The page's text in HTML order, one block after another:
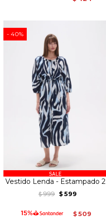
40
Vestido Lenda - Estampado 2
$ 999 $ 599
$ 509